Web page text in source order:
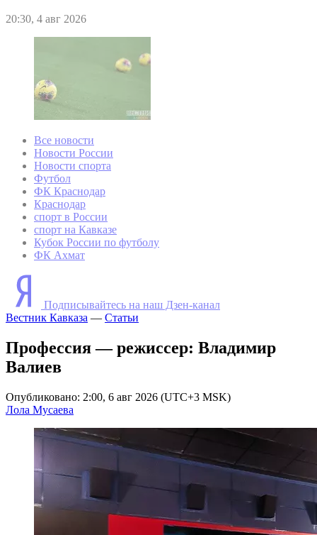
20:30, 4 авг 2026
Все новости
Новости России
Новости спорта
Футбол
ФК Краснодар
Краснодар
спорт в России
спорт на Кавказе
Кубок России по футболу
ФК Ахмат
Подписывайтесь на наш Дзен-канал
Вестник Кавказа — Статьи
Профессия — режиссер: Владимир
Валиев
Опубликовано: 2:00, 6 авг 2026 (UTC+3 MSK)
Лола Мусаева